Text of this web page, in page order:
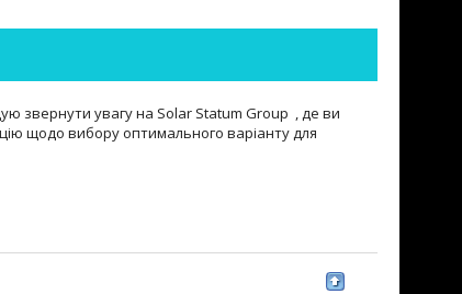
звернути увагу на Solar Statum Group , де ви
щодо вибору оптимального варіанту для